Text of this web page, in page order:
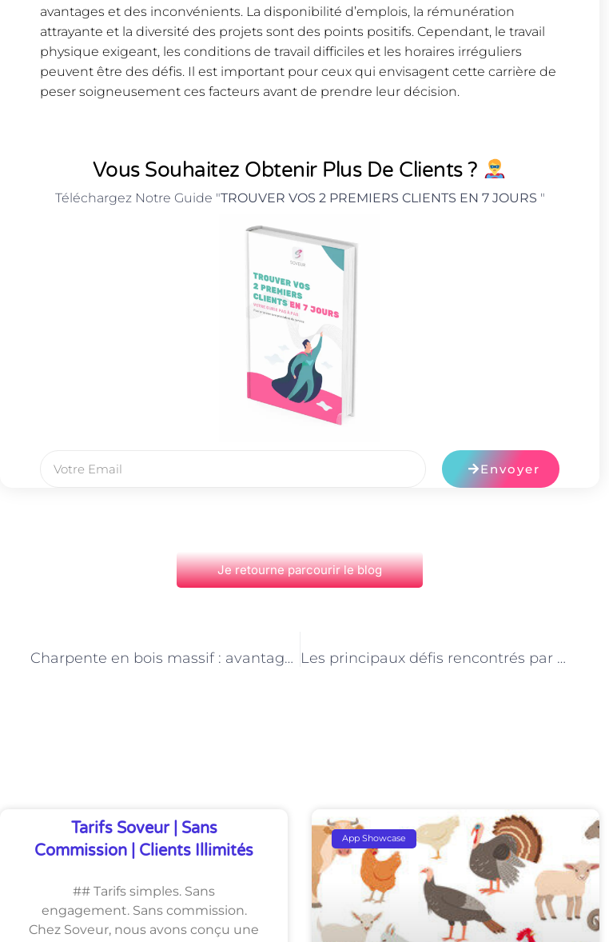
avantages et des inconvénients. La disponibilité d’emplois, la rémunération
attrayante et la diversité des projets sont des points positifs. Cependant, le travail
physique exigeant, les conditions de travail difficiles et les horaires irréguliers
peuvent être des défis. Il est important pour ceux qui envisagent cette carrière de
peser soigneusement ces facteurs avant de prendre leur décision.
Vous Souhaitez Obtenir Plus De Clients ?
Téléchargez Notre Guide "TROUVER VOS 2 PREMIERS CLIENTS EN 7 JOURS "
Envoyer
Je retourne parcourir le blog
Charpente en bois massif : avantages et inconvénients Les principaux défis rencontrés par les maçons à Paris
Tarifs Soveur | Sans
Commission | Clients Illimités
## Tarifs simples. Sans
engagement. Sans commission.
Chez Soveur, nous avons conçu une
App Showcase